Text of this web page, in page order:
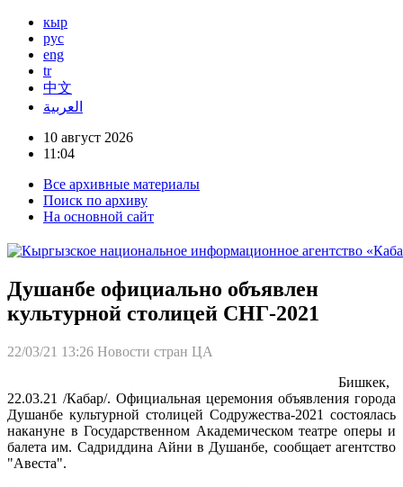
кыр
рус
eng
tr
中文
العربية
10 август 2026
11:04
Все архивные материалы
Поиск по архиву
На основной сайт
Душанбе официально объявлен
культурной столицей СНГ-2021
22/03/21 13:26 Новости стран ЦА
Бишкек,
22.03.21 /Кабар/. Официальная церемония объявления города
Душанбе культурной столицей Содружества-2021 состоялась
накануне в Государственном Академическом театре оперы и
балета им. Садриддина Айни в Душанбе, сообщает агентство
"Авеста".